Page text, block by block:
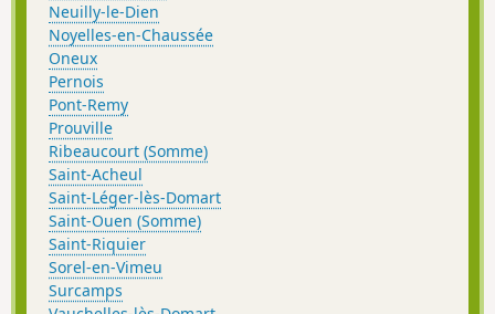
Neuilly-le-Dien
Noyelles-en-Chaussée
Oneux
Pernois
Pont-Remy
Prouville
Ribeaucourt (Somme)
Saint-Acheul
Saint-Léger-lès-Domart
Saint-Ouen (Somme)
Saint-Riquier
Sorel-en-Vimeu
Surcamps